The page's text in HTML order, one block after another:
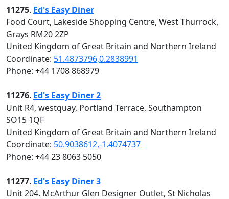
11275. Ed's Easy Diner
Food Court, Lakeside Shopping Centre, West Thurrock,
Grays RM20 2ZP
United Kingdom of Great Britain and Northern Ireland
Coordinate: 51.4873796,0.2838991
Phone: +44 1708 868979
11276. Ed's Easy Diner 2
Unit R4, westquay, Portland Terrace, Southampton
SO15 1QF
United Kingdom of Great Britain and Northern Ireland
Coordinate: 50.9038612,-1.4074737
Phone: +44 23 8063 5050
11277. Ed's Easy Diner 3
Unit 204. McArthur Glen Designer Outlet, St Nicholas